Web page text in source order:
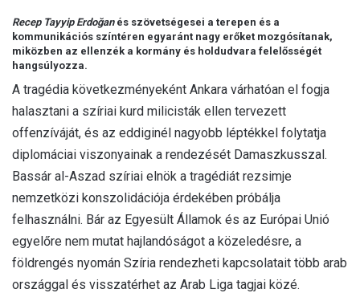
Recep Tayyip Erdoğanés szövetségesei a terepen és a
kommunikációs színtéren egyaránt nagy erőket mozgósítanak,
miközben az ellenzék a kormány és holdudvara felelősségét
hangsúlyozza.
A tragédia következményeként Ankara várhatóan el fogja
halasztani a szíriai kurd milicisták ellen tervezett
offenzíváját, és az eddiginél nagyobb léptékkel folytatja
diplomáciai viszonyainak a rendezését Damaszkusszal.
Bassár al-Aszad szíriai elnök a tragédiát rezsimje
nemzetközi konszolidációja érdekében próbálja
felhasználni. Bár az Egyesült Államok és az Európai Unió
egyelőre nem mutat hajlandóságot a közeledésre, a
földrengés nyomán Szíria rendezheti kapcsolatait több arab
országgal és visszatérhet az Arab Liga tagjai közé.